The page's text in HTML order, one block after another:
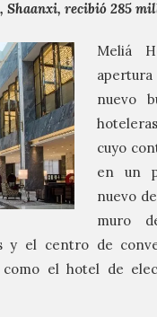
recibió 285
Meliá
nuevo
cuyo
en un
nuevo
muro
y el centro de
como el hotel de